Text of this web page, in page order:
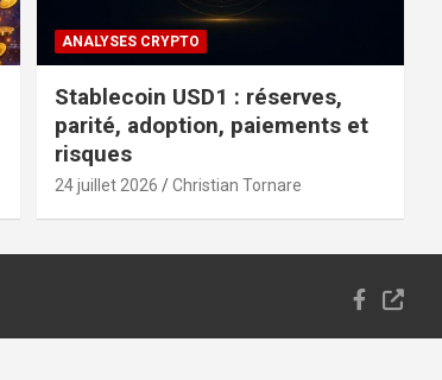
ANALYSES CRYPTO
Stablecoin USD1 : réserves,
parité, adoption, paiements et
risques
24 juillet 2026 Christian Tornare